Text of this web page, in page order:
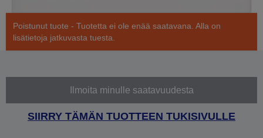
Poistunut tuote - Tuotetta ei ole enää saatavana. Alla on
lisätietoja jatkuvasta tuesta.
Ilmoita minulle saatavuudesta
SIIRRY TÄMÄN TUOTTEEN TUKISIVULLE